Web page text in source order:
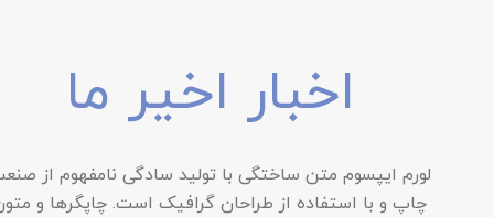
اخبار اخیر ما
لورم ایپسوم متن ساختگی با تولید سادگی نامفهوم از
چاپ و با استفاده از طراحان گرافیک است. چاپگرها و